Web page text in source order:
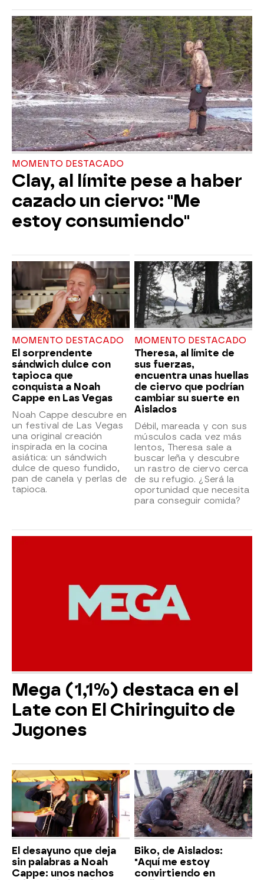
MOMENTO DESTACADO
Clay, al límite pese a haber
cazado un ciervo: "Me
estoy consumiendo"
MOMENTO DESTACADO
El sorprendente
sándwich dulce con
tapioca que
conquista a Noah
Cappe en Las Vegas
Noah Cappe descubre en
un festival de Las Vegas
una original creación
inspirada en la cocina
asiática: un sándwich
dulce de queso fundido,
pan de canela y perlas de
tapioca.
MOMENTO DESTACADO
Theresa, al límite de
sus fuerzas,
encuentra unas huellas
de ciervo que podrían
cambiar su suerte en
Aislados
Débil, mareada y con sus
músculos cada vez más
lentos, Theresa sale a
buscar leña y descubre
un rastro de ciervo cerca
de su refugio. ¿Será la
oportunidad que necesita
para conseguir comida?
Mega (1,1%) destaca en el
Late con El Chiringuito de
Jugones
El desayuno que deja
sin palabras a Noah
Cappe: unos nachos
Biko, de Aislados:
"Aquí me estoy
convirtiendo en